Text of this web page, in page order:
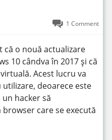
1 Comment
o nouă actualizare
10 cândva în 2017 și că
Acest lucru va
deoarece este
hacker să
browser care se execută